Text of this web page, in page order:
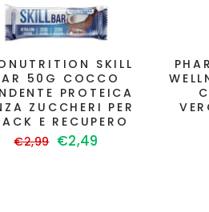
SKILL
50G COCCO
PROTEICA
ZUCCHERI PER
E RECUPERO
Prezzo
€2,99 Prezzo
€2,49